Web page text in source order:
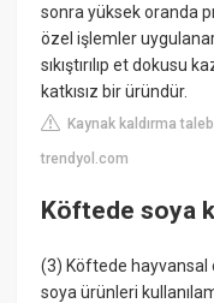
sonra yüksek oranda
özel işlemler
sıkıştırılıp et dokusu
katkısız bir üründür.
Kaynak kaldırma
trendyol.com
Köftede soya
(3) Köftede hayvansal
soya ürünleri